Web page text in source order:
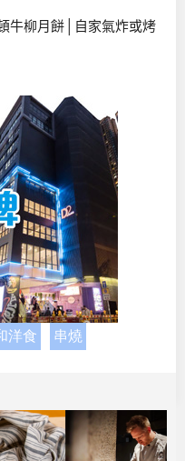
牛柳月餅│自家氣炸或烤
洋食
串燒